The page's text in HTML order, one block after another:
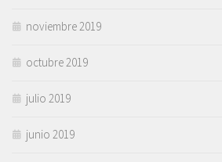
noviembre 2019
octubre 2019
julio 2019
junio 2019